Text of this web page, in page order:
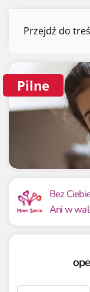
Przejdź do
Pilne
Mamy już
458 318.80
41.67%
Bez
Ani w